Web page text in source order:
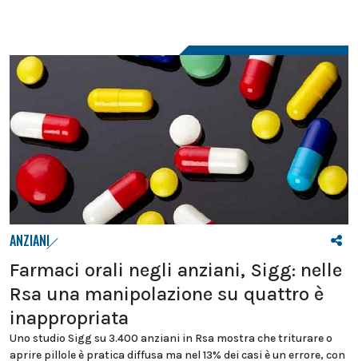
ANZIANI
Farmaci orali negli anziani, Sigg: nelle
Rsa una manipolazione su quattro è
inappropriata
Uno studio Sigg su 3.400 anziani in Rsa mostra che triturare o
aprire pillole è pratica diffusa ma nel 13% dei casi è un errore, con